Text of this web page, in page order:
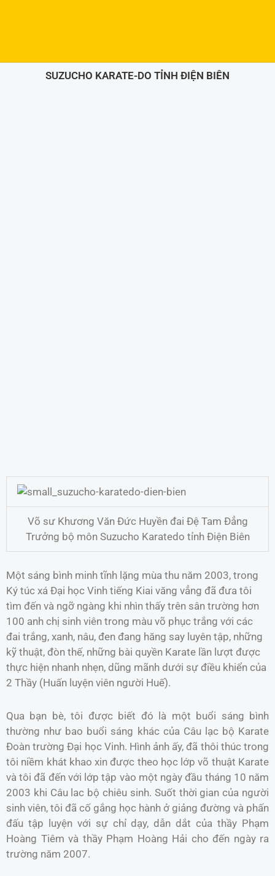
SUZUCHO KARATE-DO TỈNH ĐIỆN BIÊN
Võ sư Khương Văn Đức Huyền đai Đệ Tam Đẳng
Trưởng bộ môn Suzucho Karatedo tỉnh Điện Biên
Một sáng bình minh tĩnh lặng mùa thu năm 2003, trong
Ký túc xá Đại học Vinh tiếng Kiai văng vẳng đã đưa tôi
tìm đến và ngỡ ngàng khi nhìn thấy trên sân trường hơn
100 anh chị sinh viên trong màu võ phục trắng với các
đai trắng, xanh, nâu, đen đang hăng say luyên tập, những
kỹ thuật, đòn thế, những bài quyền Karate lần lượt được
thực hiện nhanh nhẹn, dũng mãnh dưới sự điều khiển của
2 Thầy (Huấn luyện viên người Huế).
Qua bạn bè, tôi được biết đó là một buổi sáng bình
thường như bao buổi sáng khác của Câu lạc bộ Karate
Đoàn trường Đại học Vinh. Hình ảnh ấy, đã thôi thúc trong
tôi niềm khát khao xin được theo học lớp võ thuật Karate
và tôi đã đến với lớp tập vào một ngày đầu tháng 10 năm
2003 khi Câu lac bộ chiêu sinh. Suốt thời gian của người
sinh viên, tôi đã cố gắng học hành ở giảng đường và phấn
đấu tập luyện với sự chỉ dạy, dẫn dắt của thầy Phạm
Hoàng Tiêm và thầy Phạm Hoàng Hải cho đến ngày ra
trường năm 2007.